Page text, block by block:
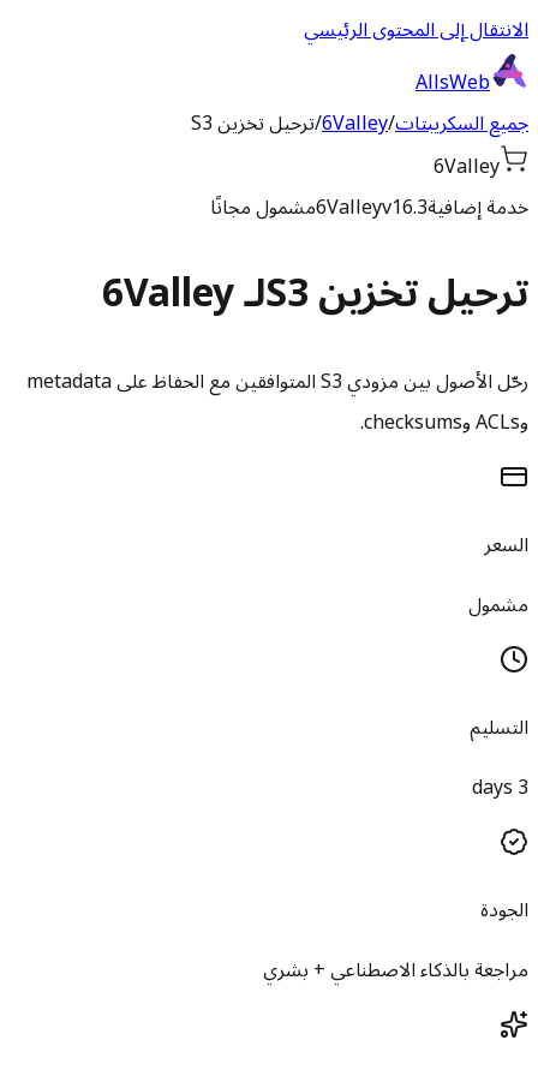
الانتقال إلى المحتوى الرئيسي
AllsWeb
جميع السكريبتات/
6Valley
/ترحيل تخزين S3
6Valley
خدمة إضافية
6Valleyv16.3 مشمول مجانًا
ترحيل تخزين S3 لـ 6Valley
رحّل الأصول بين مزودي S3 المتوافقين مع الحفاظ على metadata
وACLs وchecksums.
السعر
مشمول
التسليم
3 days
الجودة
مراجعة بالذكاء الاصطناعي + بشري